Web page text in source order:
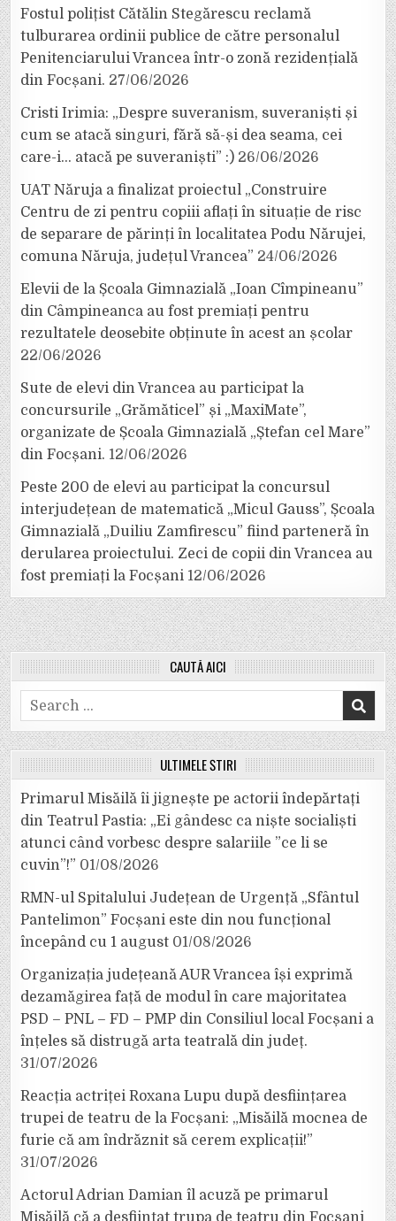
Fostul polițist Cătălin Stegărescu reclamă
tulburarea ordinii publice de către personalul
Penitenciarului Vrancea într-o zonă rezidențială
din Focșani. 27/06/2026
Cristi Irimia: „Despre suveranism, suveraniști și
cum se atacă singuri, fără să-și dea seama, cei
care-i… atacă pe suveraniști” :) 26/06/2026
UAT Năruja a finalizat proiectul „Construire
Centru de zi pentru copiii aflați în situație de risc
de separare de părinți în localitatea Podu Nărujei,
comuna Năruja, județul Vrancea” 24/06/2026
Elevii de la Școala Gimnazială „Ioan Cîmpineanu”
din Câmpineanca au fost premiați pentru
rezultatele deosebite obținute în acest an școlar
22/06/2026
Sute de elevi din Vrancea au participat la
concursurile „Grămăticel” și „MaxiMate”,
organizate de Școala Gimnazială „Ștefan cel Mare”
din Focșani. 12/06/2026
Peste 200 de elevi au participat la concursul
interjudețean de matematică „Micul Gauss”, Școala
Gimnazială „Duiliu Zamfirescu” fiind parteneră în
derularea proiectului. Zeci de copii din Vrancea au
fost premiați la Focșani 12/06/2026
CAUTĂ AICI
Search
for:
ULTIMELE ȘTIRI
Primarul Misăilă îi jignește pe actorii îndepărtați
din Teatrul Pastia: „Ei gândesc ca niște socialiști
atunci când vorbesc despre salariile ”ce li se
cuvin”!” 01/08/2026
RMN-ul Spitalului Județean de Urgență „Sfântul
Pantelimon” Focșani este din nou funcțional
începând cu 1 august 01/08/2026
Organizația județeană AUR Vrancea își exprimă
dezamăgirea față de modul în care majoritatea
PSD – PNL – FD – PMP din Consiliul local Focșani a
înțeles să distrugă arta teatrală din județ.
31/07/2026
Reacția actriței Roxana Lupu după desființarea
trupei de teatru de la Focșani: „Misăilă mocnea de
furie că am îndrăznit să cerem explicații!”
31/07/2026
Actorul Adrian Damian îl acuză pe primarul
Misăilă că a desființat trupa de teatru din Focșani